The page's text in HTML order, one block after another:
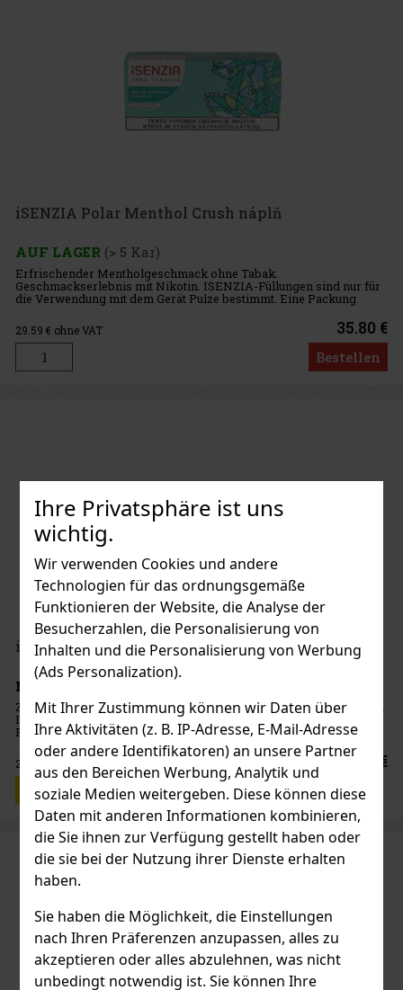
Ihre Privatsphäre ist uns
wichtig.
Wir verwenden Cookies und andere
Technologien für das ordnungsgemäße
Funktionieren der Website, die Analyse der
Besucherzahlen, die Personalisierung von
Inhalten und die Personalisierung von Werbung
(Ads Personalization).
Mit Ihrer Zustimmung können wir Daten über
Ihre Aktivitäten (z. B. IP-Adresse, E-Mail-Adresse
oder andere Identifikatoren) an unsere Partner
aus den Bereichen Werbung, Analytik und
soziale Medien weitergeben. Diese können diese
Daten mit anderen Informationen kombinieren,
die Sie ihnen zur Verfügung gestellt haben oder
die sie bei der Nutzung ihrer Dienste erhalten
haben.
Sie haben die Möglichkeit, die Einstellungen
nach Ihren Präferenzen anzupassen, alles zu
akzeptieren oder alles abzulehnen, was nicht
unbedingt notwendig ist. Sie können Ihre
iSENZIA Polar Menthol Crush náplň
AUF LAGER (> 5 Kar)
Erfrischender Mentholgeschmack ohne Tabak.
Geschmackserlebnis mit Nikotin. ISENZIA-Füllungen sind nur für
die Verwendung mit dem Gerät Pulze bestimmt. Eine Packung
enthält 20 Nachfüllungen. Der Karton enthält 10 Packungen.
29.59 € ohne VAT 35.80 €
Bestellen
iSENZIA Sunrise Lemon Crush náplň
NICHT LAGERND
Zitronengeschmack ohne Tabak. Geschmackserlebnis mit Nikotin.
ISENZIA-Füllungen sind nur für die Verwendung mit dem Gerät
Pulze bestimmt. Eine Packung enthält 20 Nachfüllungen. Der
Karton enthält 10 Packungen.
29.59 € ohne VAT 35.80 €
Produktdetail